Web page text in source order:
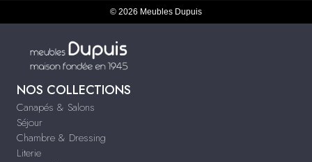
© 2026 Meubles Dupuis
NOS COLLECTIONS
Canapés & Salons
Séjour
Chambre & Dressing
Literie